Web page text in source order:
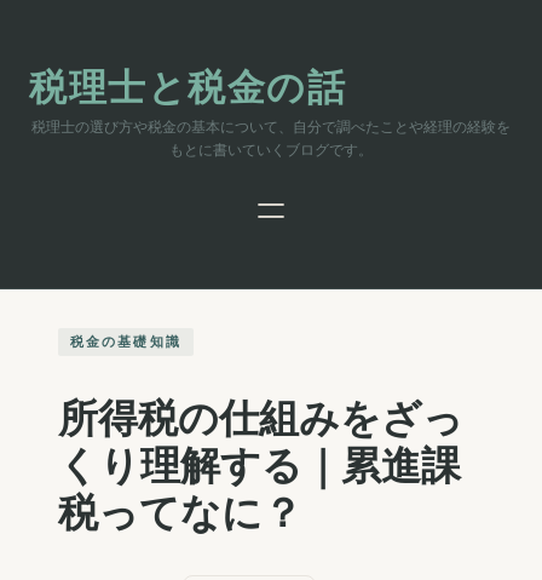
税理士と税金の話
税理士の選び方や税金の基本について、自分で調べたことや経理の経験を
もとに書いていくブログです。
税金の基礎知識
所得税の仕組みをざっ
くり理解する｜累進課
税ってなに？